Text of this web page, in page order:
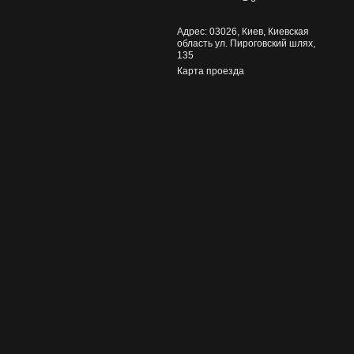
Адрес: 03026, Киев, Киевская
область ул. Пироговский шлях,
135
Карта проезда